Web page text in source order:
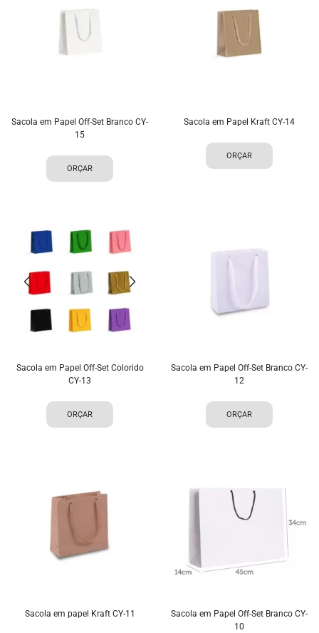
Sacola em Papel Off-Set Branco CY-
15
ORÇAR
Sacola em Papel Kraft CY-14
ORÇAR
Sacola em Papel Off-Set Colorido
CY-13
ORÇAR
Sacola em Papel Off-Set Branco CY-
12
ORÇAR
Sacola em papel Kraft CY-11
Sacola em Papel Off-Set Branco CY-
10